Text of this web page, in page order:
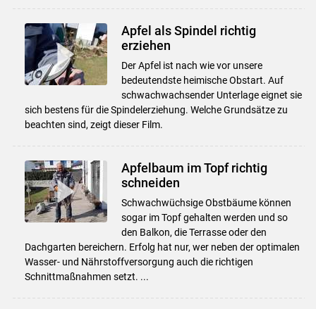
Apfel als Spindel richtig
erziehen
Der Apfel ist nach wie vor unsere
bedeutendste heimische Obstart. Auf
schwachwachsender Unterlage eignet sie
sich bestens für die Spindelerziehung. Welche Grundsätze zu
beachten sind, zeigt dieser Film.
Apfelbaum im Topf richtig
schneiden
Schwachwüchsige Obstbäume können
sogar im Topf gehalten werden und so
den Balkon, die Terrasse oder den
Dachgarten bereichern. Erfolg hat nur, wer neben der optimalen
Wasser- und Nährstoffversorgung auch die richtigen
Schnittmaßnahmen setzt. ...